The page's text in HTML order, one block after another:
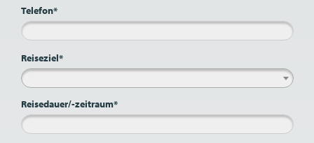
Telefon*
Reiseziel*
Reisedauer/-zeitraum*